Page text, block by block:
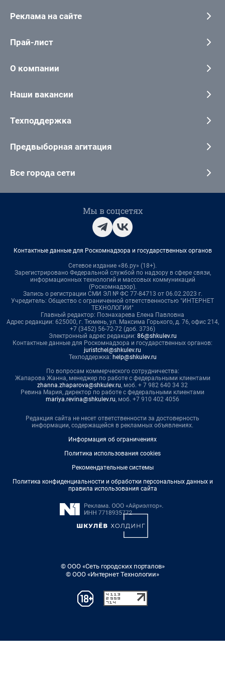
Реклама на сайте
Прай-лист
О компании
Наши вакансии
Техподдержка
Предвыборная агитация
Все города сети
Мы в соцсетях
Контактные данные для Роскомнадзора и государственных органов
Сетевое издание «86.ру» (18+).
Зарегистрировано Федеральной службой по надзору в сфере связи,
информационных технологий и массовых коммуникаций
(Роскомнадзор).
Запись о регистрации СМИ ЭЛ № ФС 77-84713 от 06.02.2023 г.
Учредитель: Общество с ограниченной ответственностью "ИНТЕРНЕТ
ТЕХНОЛОГИИ"
Главный редактор: Познахарева Елена Павловна
Адрес редакции: 625000, г. Тюмень, ул. Максима Горького, д. 76, офис 214,
+7 (3452) 56-72-72 (доб. 3736)
Электронный адрес редакции: 86@shkulev.ru
Контактные данные для Роскомнадзора и государственных органов:
juristchel@shkulev.ru
Техподдержка: help@shkulev.ru
По вопросам коммерческого сотрудничества:
Жапарова Жанна, менеджер по работе с федеральными клиентами
zhanna.zhaparova@shkulev.ru, моб. + 7 982 640 34 32
Ревина Мария, директор по работе с федеральными клиентами
mariya.revina@shkulev.ru, моб. +7 910 402 4056
Редакция сайта не несет ответственности за достоверность
информации, содержащейся в рекламных объявлениях.
Информация об ограничениях
Политика использования cookies
Рекомендательные системы
Политика конфиденциальности и обработки персональных данных и
правила использования сайта
© ООО «Сеть городских порталов»
© ООО «Интернет Технологии»